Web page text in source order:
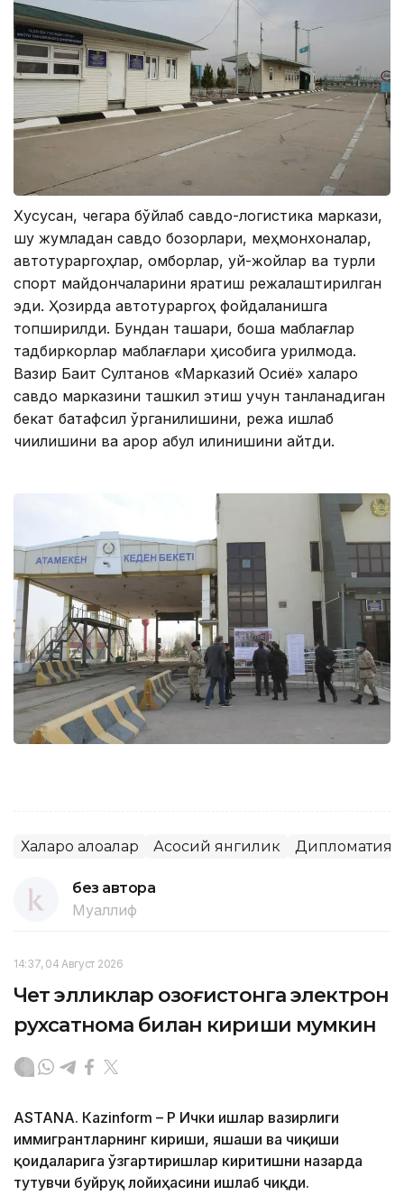
Хусусан, чегара бўйлаб савдо-логистика маркази,
шу жумладан савдо бозорлари, меҳмонхоналар,
автотураргоҳлар, омборлар, уй-жойлар ва турли
спорт майдончаларини яратиш режалаштирилган
эди. Ҳозирда автотураргоҳ фойдаланишга
топширилди. Бундан ташқари, бошқа маблағлар
тадбиркорлар маблағлари ҳисобига қурилмоқда.
Вазир Бақит Султанов «Марказий Осиё» халқаро
савдо марказини ташкил этиш учун танланадиган
бекат батафсил ўрганилишини, режа ишлаб
чиқилишини ва қарор қабул қилинишини айтди.
Халқаро алоқалар Асосий янгилик Дипломатия
без автора
Муаллиф
14:37, 04 Август 2026
Чет элликлар Қозоғистонга электрон
рухсатнома билан кириши мумкин
ASTANА. Кazinform – ҚР Ички ишлар вазирлиги
иммигрантларнинг кириши, яшаши ва чиқиши
қоидаларига ўзгартиришлар киритишни назарда
тутувчи буйруқ лойиҳасини ишлаб чиқди.